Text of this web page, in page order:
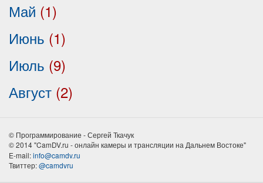
Май (1)
Июнь (1)
Июль (9)
Август (2)
© Программирование - Сергей Ткачук
© 2014 "CamDV.ru - онлайн камеры и трансляции на Дальнем Востоке"
E-mail:info@camdv.ru
Твиттер:@camdvru